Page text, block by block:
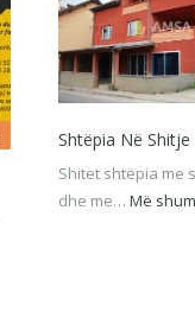
Shtëpia Në Shitje
Shitet shtëpia me
dhe me… Më